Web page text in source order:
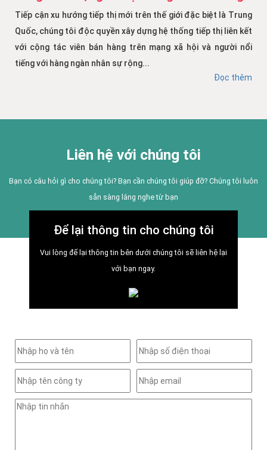
Tiếp cận xu hướng tiếp thị mới trên thế giới đặc biệt là Trung
Quốc, chúng tôi độc quyền xây dựng hệ thống tiếp thị liên kết
với cộng tác viên bán hàng trên mạng xã hội và người nổi
tiếng với hàng ngàn nhân sự rộng...
Đọc thêm
Liên hệ với chúng tôi
Bạn có câu hỏi gì cho chúng tôi? Bạn cần chúng tôi giúp đỡ? Chúng tôi luôn
sẵn sàng lắng nghe từ bạn
Để lại thông tin cho chúng tôi
Vui lòng để lại thông tin bên dưới chúng tôi sẽ liên hệ lại
với bạn ngay.